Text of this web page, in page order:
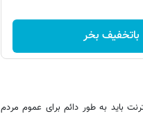
باتخفیف بخر
باید به طور دائم برای عموم مردم